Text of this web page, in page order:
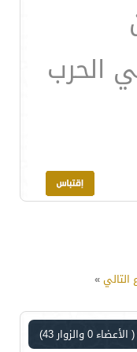
الحرب
التالي»
( الأعضاء 0 والزوار 43)